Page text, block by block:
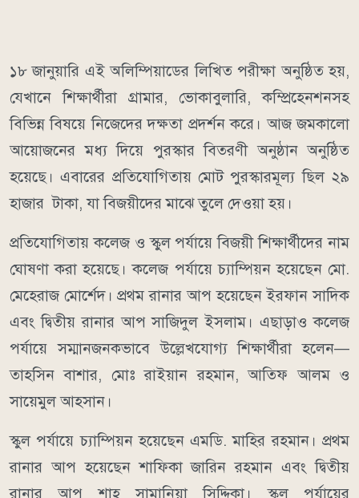
১৮ জানুয়ারি এই অলিম্পিয়াডের লিখিত পরীক্ষা অনুষ্ঠিত হয়,
যেখানে শিক্ষার্থীরা গ্রামার, ভোকাবুলারি, কম্প্রিহেনশনসহ
বিভিন্ন বিষয়ে নিজেদের দক্ষতা প্রদর্শন করে। আজ জমকালো
আয়োজনের মধ্য দিয়ে পুরস্কার বিতরণী অনুষ্ঠান অনুষ্ঠিত
হয়েছে। এবারের প্রতিযোগিতায় মোট পুরস্কারমূল্য ছিল ২৯
হাজার টাকা, যা বিজয়ীদের মাঝে তুলে দেওয়া হয়।
প্রতিযোগিতায় কলেজ ও স্কুল পর্যায়ে বিজয়ী শিক্ষার্থীদের নাম
ঘোষণা করা হয়েছে। কলেজ পর্যায়ে চ্যাম্পিয়ন হয়েছেন মো.
মেহেরাজ মোর্শেদ। প্রথম রানার আপ হয়েছেন ইরফান সাদিক
এবং দ্বিতীয় রানার আপ সাজিদুল ইসলাম। এছাড়াও কলেজ
পর্যায়ে সম্মানজনকভাবে উল্লেখযোগ্য শিক্ষার্থীরা হলেন—
তাহসিন বাশার, মোঃ রাইয়ান রহমান, আতিফ আলম ও
সায়েমুল আহসান।
স্কুল পর্যায়ে চ্যাম্পিয়ন হয়েছেন এমডি. মাহির রহমান। প্রথম
রানার আপ হয়েছেন শাফিকা জারিন রহমান এবং দ্বিতীয়
রানার আপ শাহ সামানিয়া সিদ্দিকা। স্কুল পর্যায়ের